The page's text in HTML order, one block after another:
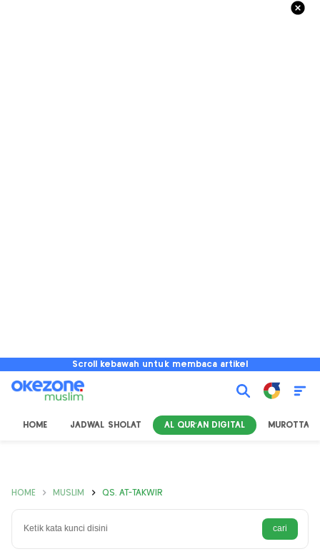
Scroll kebawah untuk membaca artikel
HOME JADWAL SHOLAT AL QUR'AN DIGITAL MUROTTAL
HOME MUSLIM QS. AT-TAKWIR